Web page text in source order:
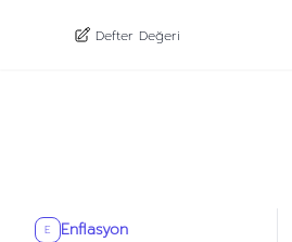
E Enflasyon
Defter Değeri